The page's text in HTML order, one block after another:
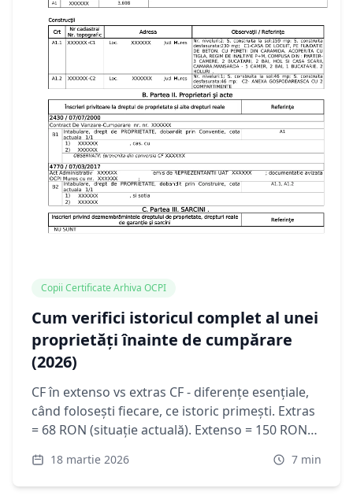
Copii Certificate Arhiva OCPI
Cum verifici istoricul complet al unei
proprietăți înainte de cumpărare
(2026)
CF în extenso vs extras CF - diferențe esențiale,
când folosești fiecare, ce istoric primești. Extras
= 68 RON (situație actuală). Extenso = 150 RON
exemple.
18 martie 2026 7 min